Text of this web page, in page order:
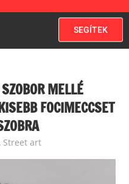
SEGÍTEK
MELLÉ
FOCIMECCSET
, Street art